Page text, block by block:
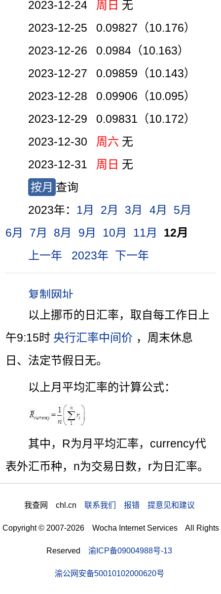
2023-12-24 周日 无
2023-12-25 0.09827（10.176）
2023-12-26 0.0984（10.163）
2023-12-27 0.09859（10.143）
2023-12-28 0.09906（10.095）
2023-12-29 0.09831（10.172）
2023-12-30 周六 无
2023-12-31 周日 无
按月 查询
2023年： 1月 2月 3月 4月
5月
6月
7月 8月 9月 10月 11月
12月
上一年
2023年 下一年
以上挪币的日汇率，取自每工作日上
午9:15时 央行汇率中间价 ，周末休息
日、法定节假日无。
以上月平均汇率的计算公式：
其中，R为月平均汇率，currency代
表外汇币种，n为交易日数，r为日汇率。
我查网 chl.cn 联系我们 报错 提意见和建议
Copyright © 2007-2026 Wocha Internet Services All Rights
Reserved 渝ICP备09004988号-13
渝公网安备50010102000620号